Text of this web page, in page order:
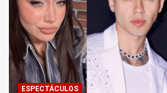
ESPECTÁCULOS